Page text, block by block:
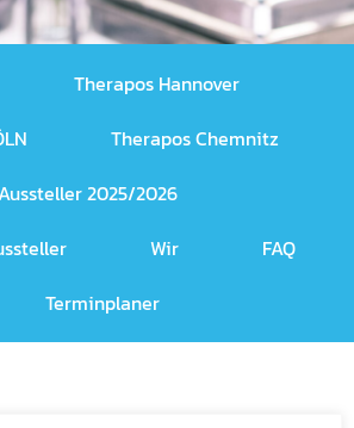
Therapos Hannover
Therapos Chemnitz
2025/2026
Wir
FAQ
Terminplaner